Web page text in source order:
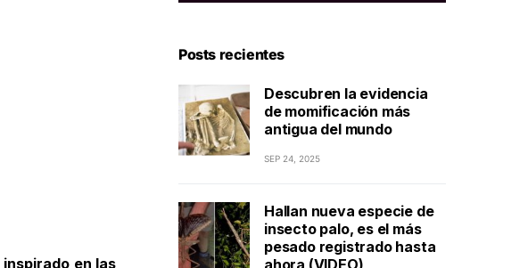
inspirado en las
Posts recientes
Descubren la evidencia
de momificación más
antigua del mundo
SEP 24, 2025
Hallan nueva especie de
insecto palo, es el más
pesado registrado hasta
ahora (VIDEO)